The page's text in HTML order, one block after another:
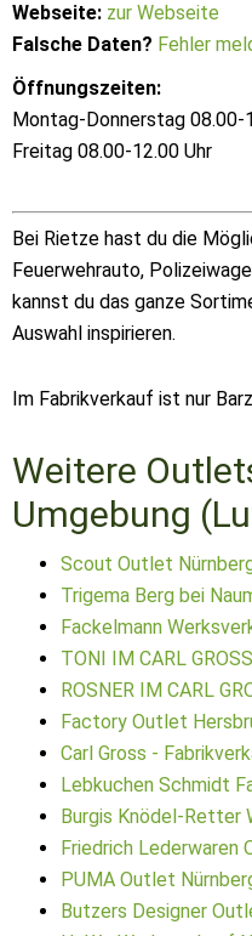
Webseite: zur Webseite
Falsche Daten? Fehler
Öffnungszeiten:
Montag-Donnerstag 08.00-
Freitag 08.00-12.00 Uhr
Bei Rietze hast du die
Feuerwehrauto,
kannst du das ganze
Auswahl inspirieren.
Im Fabrikverkauf ist nur
Weitere
Umgebung
Scout Outlet
Trigema Berg bei
Fackelmann
TONI IM CARL
ROSNER IM CARL
Factory Outlet
Carl Gross -
Lebkuchen Schmidt
Burgis Knödel-Retter
Friedrich Lederwaren
PUMA Outlet
Butzers Designer